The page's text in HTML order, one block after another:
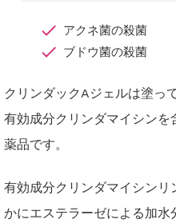
アクネ菌の殺菌
ブドウ菌の殺菌
クリンダックAジェルは塗っ
有効成分クリンダマイシン
薬品です。
有効成分クリンダマイシン
かにエステラーゼによる加